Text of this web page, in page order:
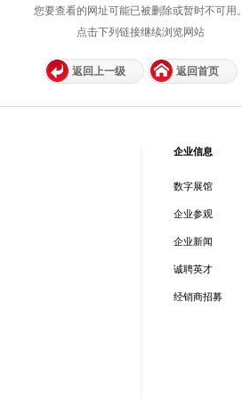
您要查看的网址可能已被删除或暂时不可用。
点击下列链接继续浏览网站
返回上一级 返回首页
企业信息
数字展馆
企业参观
企业新闻
诚聘英才
经销商招募